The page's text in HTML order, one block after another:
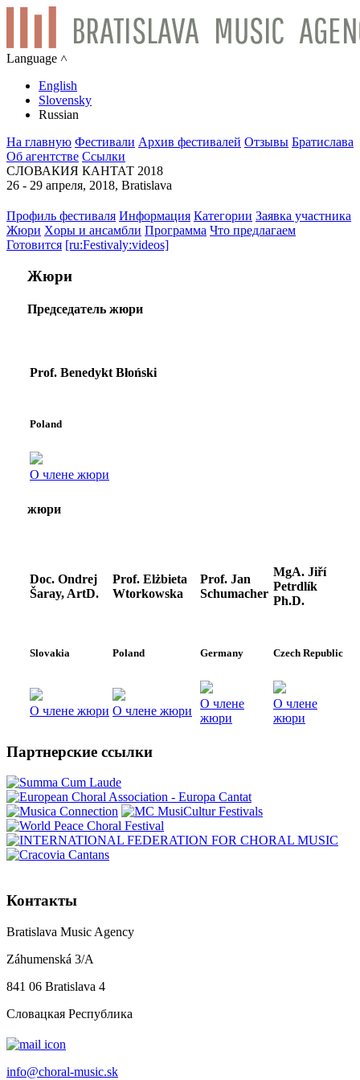
Language ˄
English
Slovensky
Russian
На главную Фестивали Архив фестивалей Отзывы Братислава
Об агентстве Ссылки
СЛОВАКИЯ КАНТАТ 2018
26 - 29 апреля, 2018, Bratislava
Профиль фестиваля Информация Категории Заявка участника
Жюри Xоры и ансамбли Программа Что предлагаем
Готовится [ru:Festivaly:videos]
Жюри
Председатель жюри
Prof. Benedykt Błoński
Poland
О члене жюри
жюри
Doc. Ondrej
Šaray, ArtD.
Prof. Elżbieta
Wtorkowska
Prof. Jan
Schumacher
MgA. Jiří
Petrdlík
Ph.D.
Slovakia Poland Germany Czech Republic
О члене жюри О члене жюри
О члене
жюри
О члене
жюри
Партнерские ссылки
Контакты
Bratislava Music Agency
Záhumenská 3/A
841 06 Bratislava 4
Словацкая Республика
info@choral-music.sk